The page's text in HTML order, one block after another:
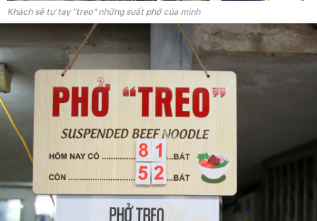
Khách sẽ tự tay "treo" những suất phở của mình